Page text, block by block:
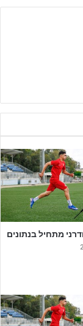
מתחיל בנתונים